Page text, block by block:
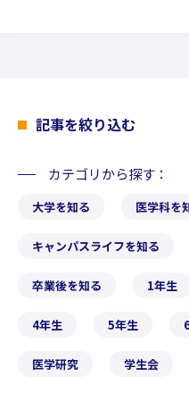
記事を絞り込む
カテゴリから探す
大学を知る 医学科を
キャンパスライフを知る
卒業後を知る 1年生
4年生 5年生
医学研究 学生会